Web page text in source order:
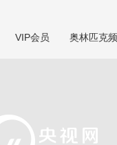
VIP会员 奥林匹克